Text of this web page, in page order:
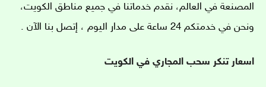
المصنعة في العالم، نقدم خدماتنا في جميع مناطق الكويت،
ونحن في خدمتكم 24 ساعة على مدار اليوم ، إتصل بنا الآن .
اسعار تنكر سحب المجاري في الكويت